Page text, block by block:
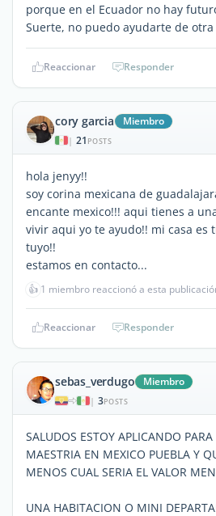
porque en el Ecuador no hay
Suerte, no puedo ayudarte de
Reaccionar Responder
cory garcia Miembro
| 21 POSTS
hola jenyy!!
soy corina mexicana de
encante mexico!!! aqui tienes a
vivir aqui yo te ayudo!! mi casa es
tuyo!!
estamos en contacto...
👍 1 miembro reaccionó a esta
Reaccionar Responder
sebas_verdugo Miembro
| 3POSTS
SALUDOS ESTOY APLICANDO
MAESTRIA EN MEXICO PUEBLA Y
MENOS CUAL SERIA EL VALOR
UNA HABITACION O MINI